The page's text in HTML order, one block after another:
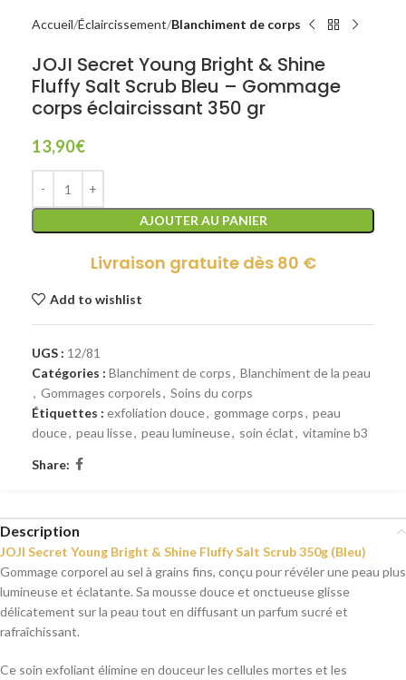
Accueil Éclaircissement Blanchiment de corps
JOJI Secret Young Bright & Shine
Fluffy Salt Scrub Bleu – Gommage
corps éclaircissant 350 gr
13,90€
AJOUTER AU PANIER
Livraison gratuite dès 80 €
Add to wishlist
UGS : 12/81
Catégories : Blanchiment de corps, Blanchiment de la peau
, Gommages corporels, Soins du corps
Étiquettes : exfoliation douce, gommage corps, peau
douce, peau lisse, peau lumineuse, soin éclat, vitamine b3
Share:
Description
JOJI Secret Young Bright & Shine Fluffy Salt Scrub 350g (Bleu)
Gommage corporel au sel à grains fins, conçu pour révéler une peau plus
lumineuse et éclatante. Sa mousse douce et onctueuse glisse
délicatement sur la peau tout en diffusant un parfum sucré et
rafraîchissant.
Ce soin exfoliant élimine en douceur les cellules mortes et les